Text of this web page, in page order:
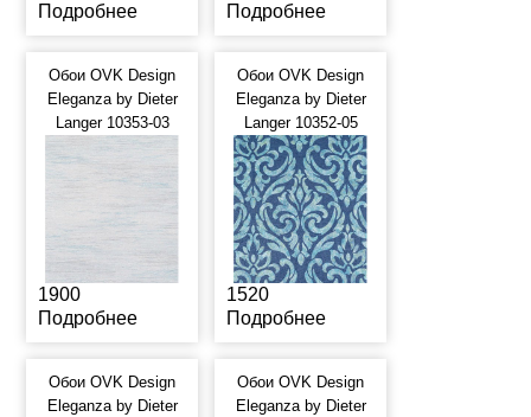
Подробнее
Подробнее
Обои OVK Design
Eleganza by Dieter
Langer 10353-03
1900
Подробнее
Обои OVK Design
Eleganza by Dieter
Langer 10352-05
1520
Подробнее
Обои OVK Design
Eleganza by Dieter
Обои OVK Design
Eleganza by Dieter